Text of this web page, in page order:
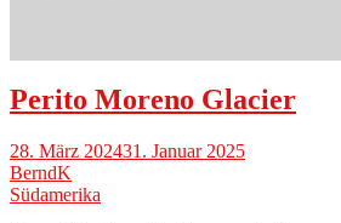
Perito Moreno Glacier
28. März 202431. Januar 2025
BerndK
Südamerika